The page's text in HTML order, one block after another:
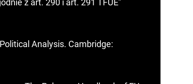
z art. 290 i art. 291 TFUE”
Analysis. Cambridge: